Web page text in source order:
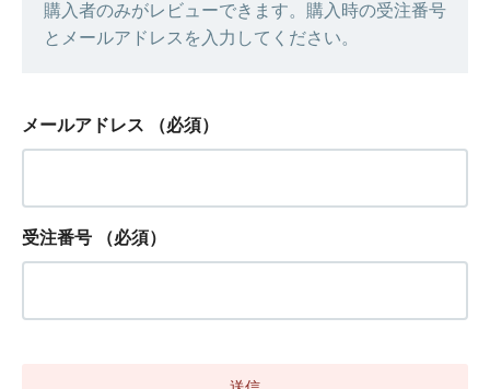
購入者のみがレビューできます。購入時の受注番号
とメールアドレスを入力してください。
メールアドレス （必須）
受注番号 （必須）